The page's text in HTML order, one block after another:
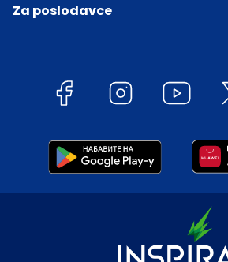
Za poslodavce